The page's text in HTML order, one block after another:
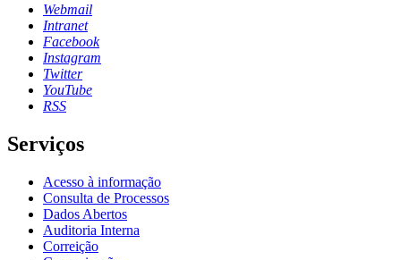
Webmail
Intranet
Facebook
Instagram
Twitter
YouTube
RSS
Serviços
Acesso à informação
Consulta de Processos
Dados Abertos
Auditoria Interna
Correição